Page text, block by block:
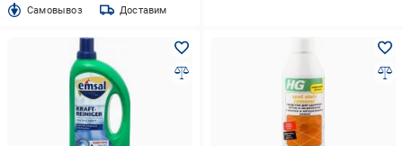
Cамовывоз Доставим